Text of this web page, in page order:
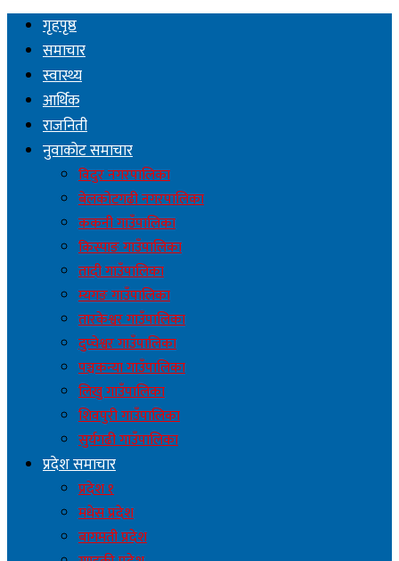
गृहपृष्ठ
समाचार
स्वास्थ्य
आर्थिक
राजनिती
नुवाकोट समाचार
विदुर नगरपालिका
बेलकोटगढी नगरपालिका
ककनी गाउँपालिका
किस्पाङ गाउँपालिका
तादी गाउँपालिका
म्यगङ गाउँपालिका
तारकेश्वर गाउँपालिका
दुप्चेश्वर गाउँपालिका
पञ्चकन्या गाउँपालिका
लिखु गाउँपालिका
शिवपुरी गाउँपालिका
सुर्यगढी गाउँपालिका
प्रदेश समाचार
प्रदेश १
मधेस प्रदेश
बागमती प्रदेश